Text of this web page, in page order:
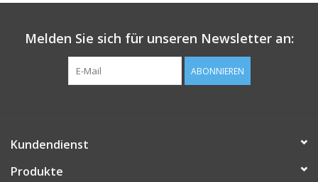
Melden Sie sich für unseren Newsletter an:
ABONNIEREN
Kundendienst
Produkte